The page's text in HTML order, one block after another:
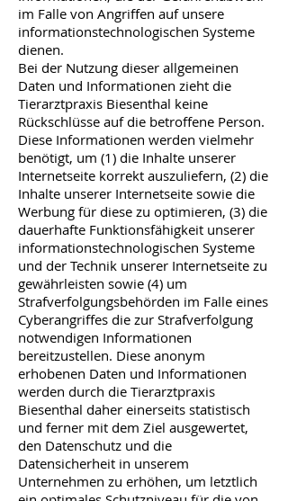
im Falle von Angriffen auf unsere
informationstechnologischen Systeme
dienen.
Bei der Nutzung dieser allgemeinen
Daten und Informationen zieht die
Tierarztpraxis Biesenthal keine
Rückschlüsse auf die betroffene Person.
Diese Informationen werden vielmehr
benötigt, um (1) die Inhalte unserer
Internetseite korrekt auszuliefern, (2) die
Inhalte unserer Internetseite sowie die
Werbung für diese zu optimieren, (3) die
dauerhafte Funktionsfähigkeit unserer
informationstechnologischen Systeme
und der Technik unserer Internetseite zu
gewährleisten sowie (4) um
Strafverfolgungsbehörden im Falle eines
Cyberangriffes die zur Strafverfolgung
notwendigen Informationen
bereitzustellen. Diese anonym
erhobenen Daten und Informationen
werden durch die Tierarztpraxis
Biesenthal daher einerseits statistisch
und ferner mit dem Ziel ausgewertet,
den Datenschutz und die
Datensicherheit in unserem
Unternehmen zu erhöhen, um letztlich